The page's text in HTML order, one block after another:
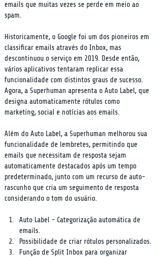
emails que muitas vezes se perde em meio ao
spam.
Historicamente, o Google foi um dos pioneiros em
classificar emails através do Inbox, mas
descontinuou o serviço em 2019. Desde então,
vários aplicativos tentaram replicar essa
funcionalidade com distintos graus de sucesso.
Agora, a Superhuman apresenta o Auto Label, que
designa automaticamente rótulos como
marketing, social e notícias aos emails.
Além do Auto Label, a Superhuman melhorou sua
funcionalidade de lembretes, permitindo que
emails que necessitam de resposta sejam
automaticamente destacados após um tempo
predeterminado, junto com um recurso de auto-
rascunho que cria um seguimento de resposta
considerando o tom do usuário.
Auto Label - Categorização automática de
emails.
Possibilidade de criar rótulos personalizados.
Função de Split Inbox para organizar